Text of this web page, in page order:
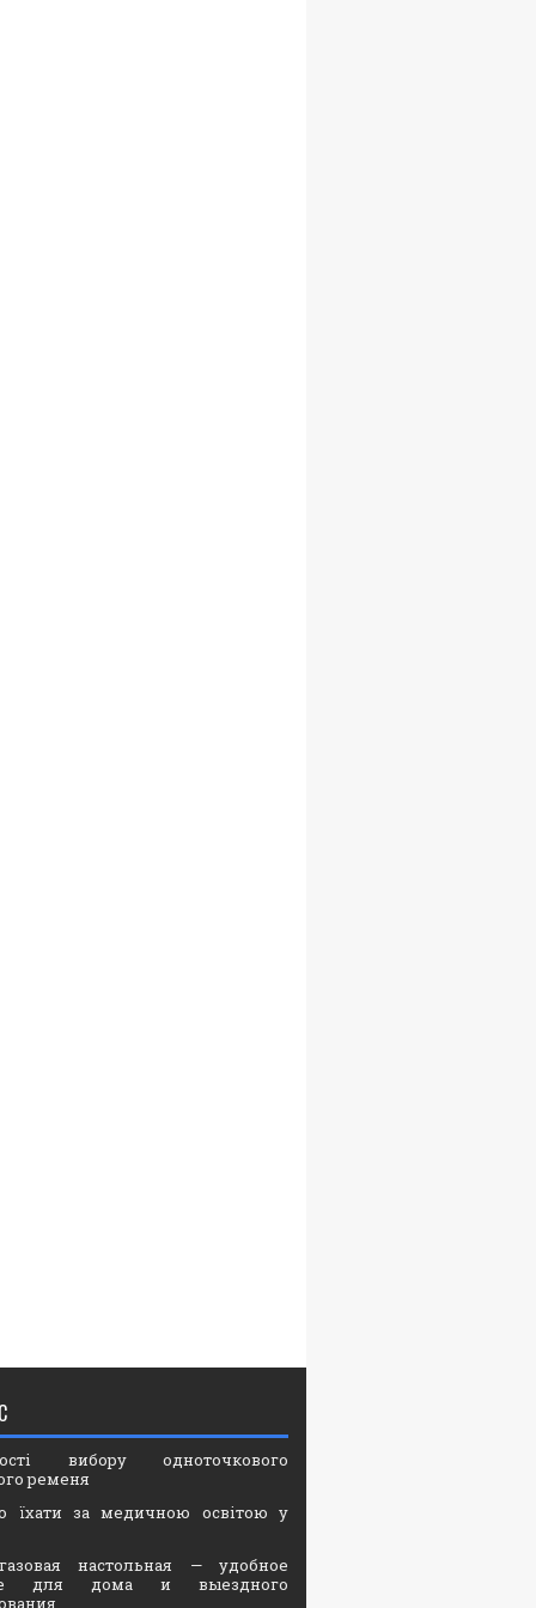
вибору одноточкового
ременя
їхати за медичною освітою у
настольная — удобное
для дома и выездного